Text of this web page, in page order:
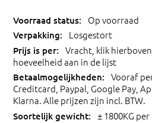
Op voorraad
Losgestort
Vracht, klik
hoeveelheid aan in de lijst
Vooraf
Creditcard, Paypal, Google Pay,
Klarna. Alle prijzen zijn incl. BTW.
± 1800KG